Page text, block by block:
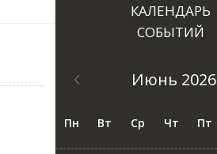
КАЛЕНДАРЬ
СОБЫТИЙ
Июнь 2026
Пн Вт Ср Чт Пт